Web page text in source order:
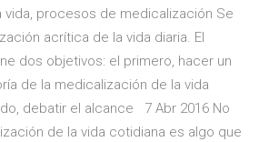
vida, procesos de medicalización Se
acrítica de la vida diaria. El
dos objetivos: el primero, hacer un
de la medicalización de la vida
debatir el alcance 7 Abr 2016 No
de la vida cotidiana es algo que